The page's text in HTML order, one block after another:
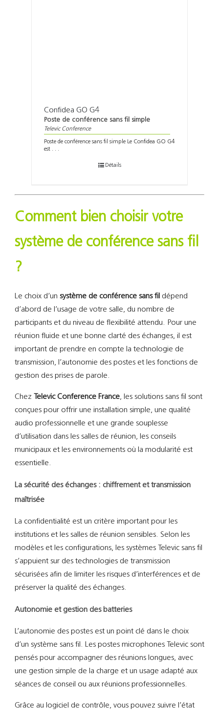
Confidea GO G4
Poste de conférence sans fil simple
Televic Conference
Poste de conférence sans fil simple Le Confidea GO G4
est . . .
Détails
Comment bien choisir votre
système de conférence sans fil
?
Le choix d’un système de conférence sans fil dépend
d’abord de l’usage de votre salle, du nombre de
participants et du niveau de flexibilité attendu. Pour une
réunion fluide et une bonne clarté des échanges, il est
important de prendre en compte la technologie de
transmission, l’autonomie des postes et les fonctions de
gestion des prises de parole.
Chez Televic Conference France, les solutions sans fil sont
conçues pour offrir une installation simple, une qualité
audio professionnelle et une grande souplesse
d’utilisation dans les salles de réunion, les conseils
municipaux et les environnements où la modularité est
essentielle.
La sécurité des échanges : chiffrement et transmission
maîtrisée
La confidentialité est un critère important pour les
institutions et les salles de réunion sensibles. Selon les
modèles et les configurations, les systèmes Televic sans fil
s’appuient sur des technologies de transmission
sécurisées afin de limiter les risques d’interférences et de
préserver la qualité des échanges.
Autonomie et gestion des batteries
L’autonomie des postes est un point clé dans le choix
d’un système sans fil. Les postes microphones Televic sont
pensés pour accompagner des réunions longues, avec
une gestion simple de la charge et un usage adapté aux
séances de conseil ou aux réunions professionnelles.
Grâce au logiciel de contrôle, vous pouvez suivre l’état